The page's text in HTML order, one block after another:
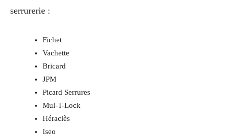
serrurerie :
Fichet
Vachette
Bricard
JPM
Picard Serrures
Mul-T-Lock
Héraclès
Iseo